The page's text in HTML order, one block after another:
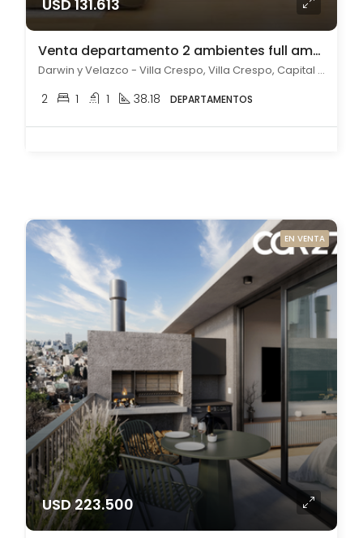
USD 131.613
Venta departamento 2 ambientes full amenities en Villa Crespo
Darwin y Velazco - Villa Crespo, Villa Crespo, Capital Federal
2 1 1 38.18 DEPARTAMENTOS
EN VENTA
USD 223.500